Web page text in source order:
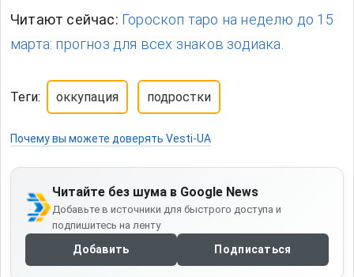
Читают сейчас: Гороскоп таро на неделю до 15
марта: прогноз для всех знаков зодиака.
Теги: оккупация подростки
Почему вы можете доверять Vesti-UA
Читайте без шума в Google News
Добавьте в источники для быстрого доступа и
подпишитесь на ленту
Добавить Подписаться